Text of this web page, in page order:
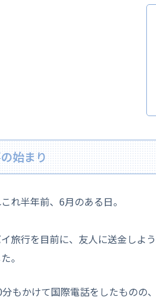
始まり
れ半年前、6月のある日。
イ旅行を目前に、友人に送金しよ
。
もかけて国際電話をしたものの